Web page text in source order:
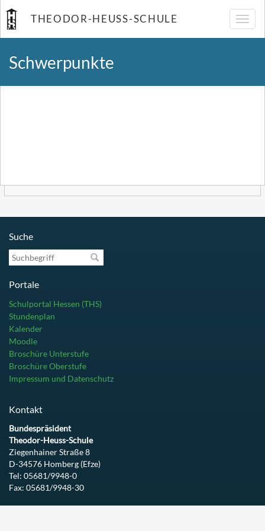
THEODOR-HEUSS-SCHULE
Schwerpunkte
Suche
Suchbegriff
Portale
Schulportal Hessen (THS)
Stundenplan
Kalender
Moodle
Broschüre Unterstufe
Broschüre Oberstufe
Impressum und Datenschutz
Kontakt
Bundespräsident
Theodor-Heuss-Schule
Ziegenhainer Straße 8
D-34576 Homberg (Efze)
Tel: 05681/9948-0
Fax: 05681/9948-30